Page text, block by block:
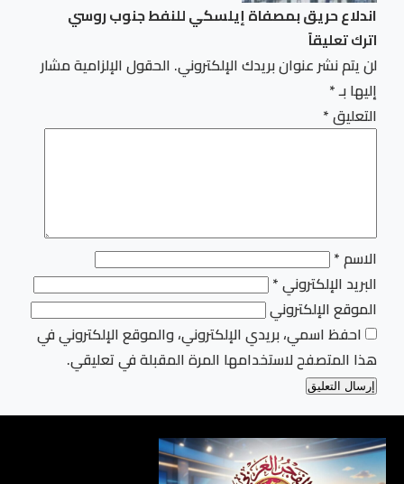
اندلاع حريق بمصفاة إيلسكي للنفط جنوب روسي
اترك تعليقاً
لن يتم نشر عنوان بريدك الإلكتروني. الحقول الإلزامية مشار
إليها بـ*
التعليق*
الاسم*
البريد الإلكتروني*
الموقع الإلكتروني
احفظ اسمي، بريدي الإلكتروني، والموقع الإلكتروني في
هذا المتصفح لاستخدامها المرة المقبلة في تعليقي.